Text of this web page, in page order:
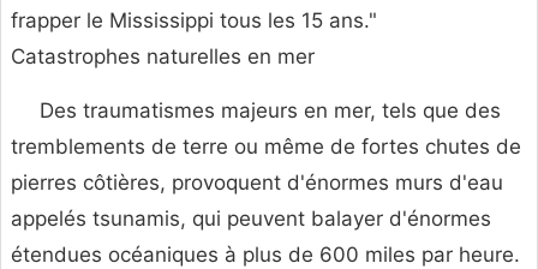
frapper le Mississippi tous les 15 ans."
Catastrophes naturelles en mer
Des traumatismes majeurs en mer, tels que des
tremblements de terre ou même de fortes chutes de
pierres côtières, provoquent d'énormes murs d'eau
appelés tsunamis, qui peuvent balayer d'énormes
étendues océaniques à plus de 600 miles par heure.